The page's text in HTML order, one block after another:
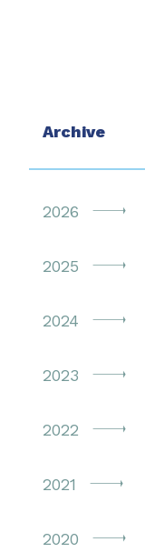
Archive
2026
2025
2024
2023
2022
2021
2020